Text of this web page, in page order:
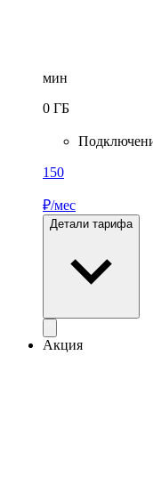
мин
0 ГБ
150
₽/мес
Детали тарифа
Акция